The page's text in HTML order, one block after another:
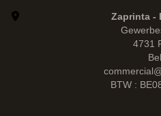
Zaprinta -
4731
BTW :